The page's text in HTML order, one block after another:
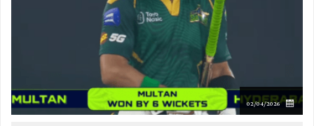
02/04/2026